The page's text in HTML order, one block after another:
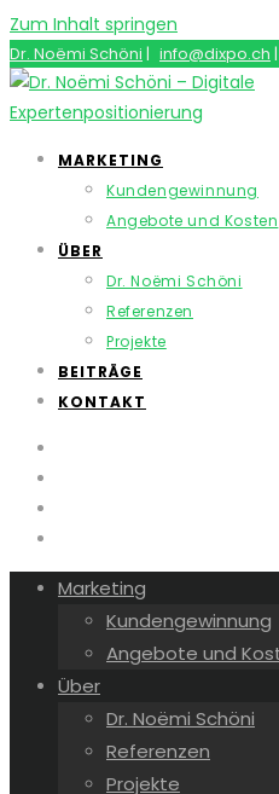
Zum Inhalt springen
Dr. Noëmi Schöni | info@dixpo.ch |
MARKETING
Kundengewinnung
Angebote und Kosten
ÜBER
Dr. Noëmi Schöni
Referenzen
Projekte
BEITRÄGE
KONTAKT
Marketing
Kundengewinnung
Angebote und
Über
Dr. Noëmi Schöni
Referenzen
Projekte